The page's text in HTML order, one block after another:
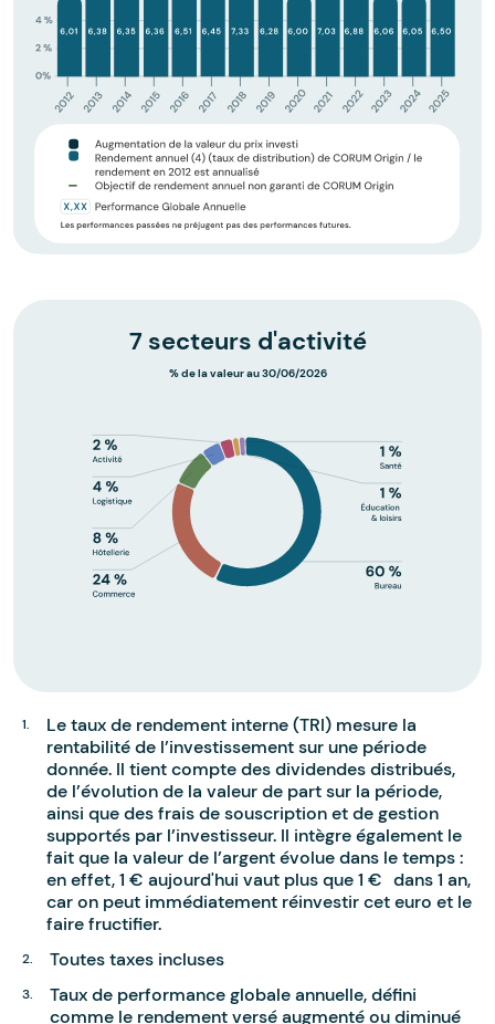
7 secteurs d'activité
% de la valeur au 30/06/2026
Le taux de rendement interne (TRI) mesure la
rentabilité de l’investissement sur une période
donnée. Il tient compte des dividendes distribués,
de l’évolution de la valeur de part sur la période,
ainsi que des frais de souscription et de gestion
supportés par l’investisseur. Il intègre également le
fait que la valeur de l’argent évolue dans le temps :
en effet, 1 € aujourd'hui vaut plus que 1 € dans 1 an,
car on peut immédiatement réinvestir cet euro et le
faire fructifier.
Toutes taxes incluses
Taux de performance globale annuelle, défini
comme le rendement versé augmenté ou diminué